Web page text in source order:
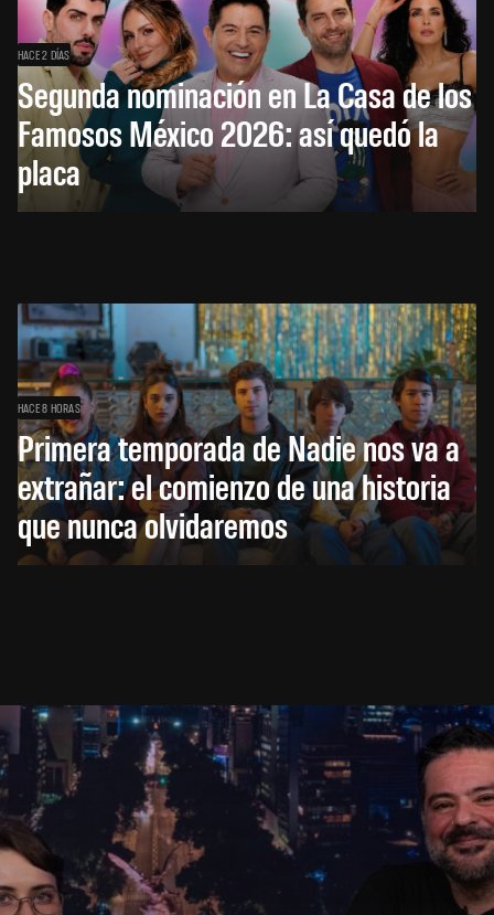
HACE 2 DÍAS
Segunda nominación en La Casa de los
Famosos México 2026: así quedó la
placa
HACE 8 HORAS
Primera temporada de Nadie nos va a
extrañar: el comienzo de una historia
que nunca olvidaremos